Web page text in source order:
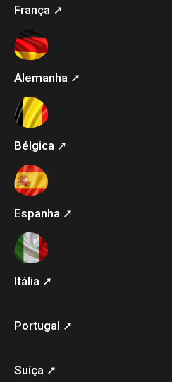
França ➚
Alemanha ➚
Bélgica ➚
Espanha ➚
Itália ➚
Portugal ➚
Suíça ➚